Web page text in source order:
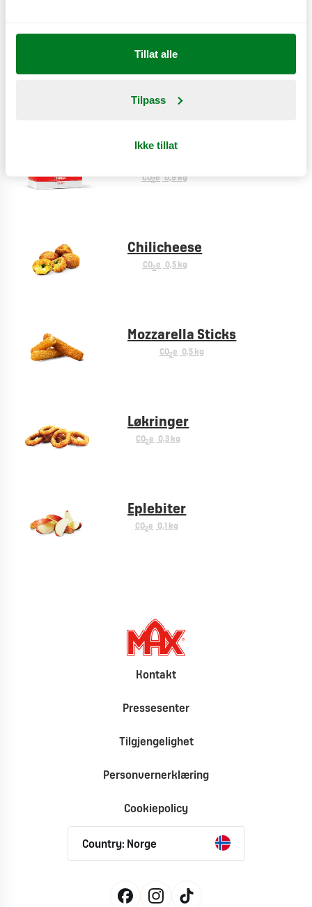
Tillat alle
Tilpass
Ikke tillat
Cheese fries
CO2e 0,9 kg
Chilicheese
CO2e 0,5 kg
Mozzarella Sticks
CO2e 0,5 kg
Løkringer
CO2e 0,3 kg
Eplebiter
CO2e 0,1 kg
Kontakt
Pressesenter
Tilgjengelighet
Personvernerklæring
Cookiepolicy
Country: Norge